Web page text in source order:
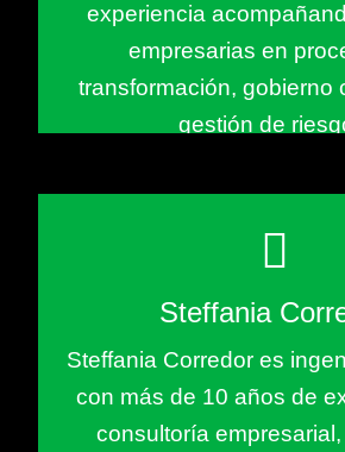
experiencia
empresarias en
transformación, gobierno
gestión de
Steffania
Steffania Corredor es
con más de 10 años de
consultoría